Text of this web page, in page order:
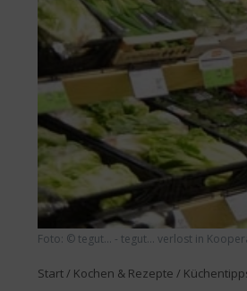
Foto: © tegut... - tegut... verlost in
Start/ Kochen & Rezepte /